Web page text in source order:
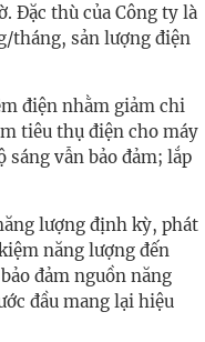
Đặc thù của Công ty là
tháng, sản lượng điện
điện nhằm giảm chi
tiêu thụ điện cho máy
vẫn bảo đảm; lắp
lượng định kỳ, phát
năng lượng đến
đảm nguồn năng
đầu mang lại hiệu